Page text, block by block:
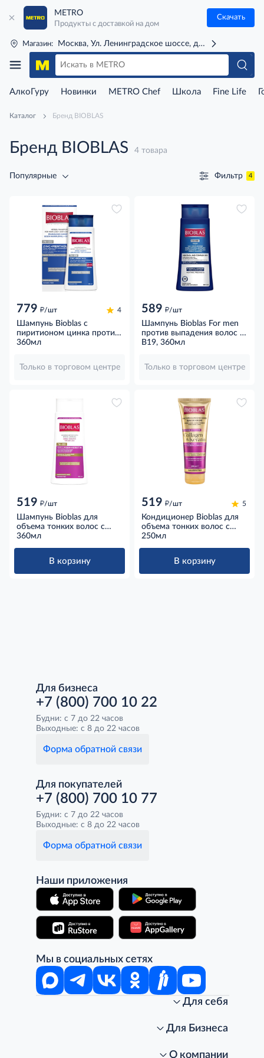
METRO
Продукты с доставкой на дом
Скачать
Магазин: Москва, Ул. Ленинградское шоссе, д. 71Г (м. Речной
АлкоГуру Новинки METRO Chef Школа Fine Life
Каталог Бренд BIOBLAS
Бренд BIOBLAS 4 товара
Популярные Фильтр 4
779 д/шт 4
Шампунь Bioblas с
пиритионом цинка против
перхоти и выпадения,
360мл
Только в торговом центре
589 д/шт
Шампунь Bioblas For men
против выпадения волос и
против перхоти ментол с
B19, 360мл
Только в торговом центре
519 д/шт
Шампунь Bioblas для
объема тонких волос с
коллагеном и кератином,
360мл
В корзину
519 д/шт 5
Кондиционер Bioblas для
объема тонких волос с
коллагеном и кератином,
250мл
В корзину
Для бизнеса
+7 (800) 700 10 22
Будни: с 7 до 22 часов
Выходные: с 8 до 22 часов
Форма обратной связи
Для покупателей
+7 (800) 700 10 77
Будни: с 7 до 22 часов
Выходные: с 8 до 22 часов
Форма обратной связи
Наши приложения
Мы в социальных сетях
Для себя
Стань клиентом METRO
Для Бизнеса
О компании